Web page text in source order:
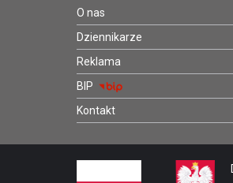
O nas
Dziennikarze
Reklama
BIP
Kontakt